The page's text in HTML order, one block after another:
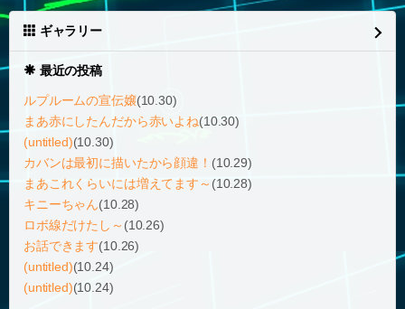
ギャラリー
最近の投稿
ルプルームの宣伝嬢(10.30)
まあ赤にしたんだから赤いよね(10.30)
(untitled)(10.30)
カバンは最初に描いたから顔違！ (10.29)
まあこれくらいには増えてます～(10.28)
キニーちゃん(10.28)
ロボ線だけたし～ (10.26)
お話できます(10.26)
(untitled)(10.24)
(untitled)(10.24)